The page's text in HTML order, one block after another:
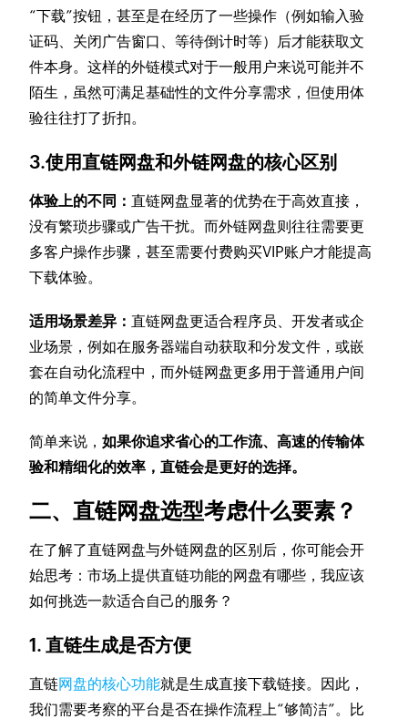
“下载”按钮，甚至是在经历了一些操作（例如输入验
证码、关闭广告窗口、等待倒计时等）后才能获取文
件本身。这样的外链模式对于一般用户来说可能并不
陌生，虽然可满足基础性的文件分享需求，但使用体
验往往打了折扣。
3.使用直链网盘和外链网盘的核心区别
体验上的不同：直链网盘显著的优势在于高效直接，
没有繁琐步骤或广告干扰。而外链网盘则往往需要更
多客户操作步骤，甚至需要付费购买VIP账户才能提高
下载体验。
适用场景差异：直链网盘更适合程序员、开发者或企
业场景，例如在服务器端自动获取和分发文件，或嵌
套在自动化流程中，而外链网盘更多用于普通用户间
的简单文件分享。
简单来说，如果你追求省心的工作流、高速的传输体
验和精细化的效率，直链会是更好的选择。
二、直链网盘选型考虑什么要素？
在了解了直链网盘与外链网盘的区别后，你可能会开
始思考：市场上提供直链功能的网盘有哪些，我应该
如何挑选一款适合自己的服务？
1. 直链生成是否方便
直链网盘的核心功能就是生成直接下载链接。因此，
我们需要考察的平台是否在操作流程上“够简洁”。比